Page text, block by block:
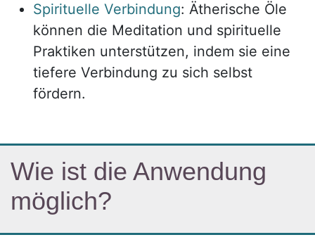
Spirituelle Verbindung: Ätherische Öle
können die Meditation und spirituelle
Praktiken unterstützen, indem sie eine
tiefere Verbindung zu sich selbst
fördern.
Wie ist die Anwendung
möglich?